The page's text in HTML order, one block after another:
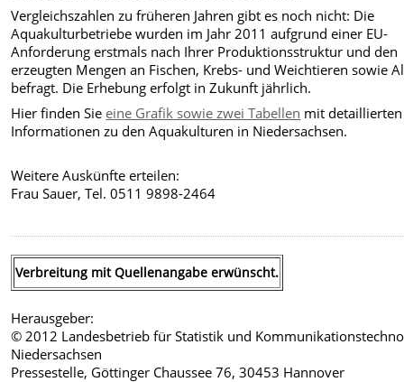
Vergleichszahlen zu früheren Jahren gibt es noch nicht: Die
Aquakulturbetriebe wurden im Jahr 2011 aufgrund einer EU-
Anforderung erstmals nach Ihrer Produktionsstruktur und den
erzeugten Mengen an Fischen, Krebs- und Weichtieren sowie
befragt. Die Erhebung erfolgt in Zukunft jährlich.
Hier finden Sie eine Grafik sowie zwei Tabellen mit detaillierten
Informationen zu den Aquakulturen in Niedersachsen.
Weitere Auskünfte erteilen:
Frau Sauer, Tel. 0511 9898-2464
Verbreitung mit Quellenangabe erwünscht.
Herausgeber:
© 2012 Landesbetrieb für Statistik und
Niedersachsen
Pressestelle, Göttinger Chaussee 76, 30453 Hannover